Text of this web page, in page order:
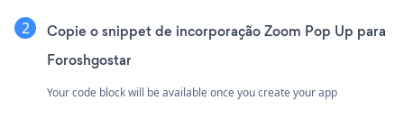
Copie o snippet de incorporação Zoom Pop Up para
Foroshgostar
Your code block will be available once you create your app